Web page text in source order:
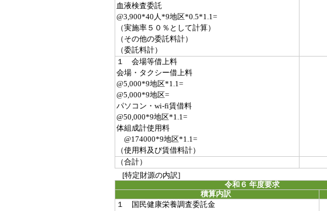
血液検査委託
@3,900*40人*9地区*0.5*1.1=
（実施率５０％として計算）
（その他の委託料計）
（委託料計）
１ 会場等借上料
会場・タクシー借上料
@5,000*9地区*1.1=
@5,000*9地区=
パソコン・wi-fi賃借料
@50,000*9地区*1.1=
体組成計使用料
@174000*9地区*1.1=
（使用料及び賃借料計）
（合計）
[特定財源の内訳]
令和６ 年度要求
積算内訳
１ 国民健康栄養調査委託金